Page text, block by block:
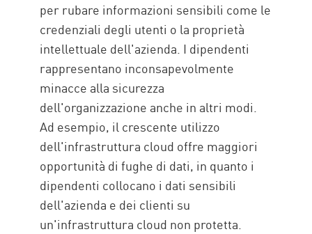
per rubare informazioni sensibili come le
credenziali degli utenti o la proprietà
intellettuale dell'azienda. I dipendenti
rappresentano inconsapevolmente
minacce alla sicurezza
dell'organizzazione anche in altri modi.
Ad esempio, il crescente utilizzo
dell'infrastruttura cloud offre maggiori
opportunità di fughe di dati, in quanto i
dipendenti collocano i dati sensibili
dell'azienda e dei clienti su
un'infrastruttura cloud non protetta.